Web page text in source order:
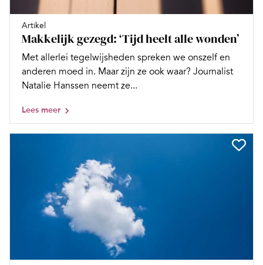
Artikel
Makkelijk gezegd: ‘Tijd heelt alle wonden’
Met allerlei tegelwijsheden spreken we onszelf en
anderen moed in. Maar zijn ze ook waar? Journalist
Natalie Hanssen neemt ze...
Lees meer